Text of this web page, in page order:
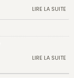
LIRE LA SUITE
LIRE LA SUITE